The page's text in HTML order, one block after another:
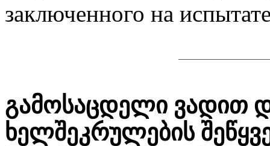
заключенного на
გამოსაცდელი ვადით
ხელშეკრულების